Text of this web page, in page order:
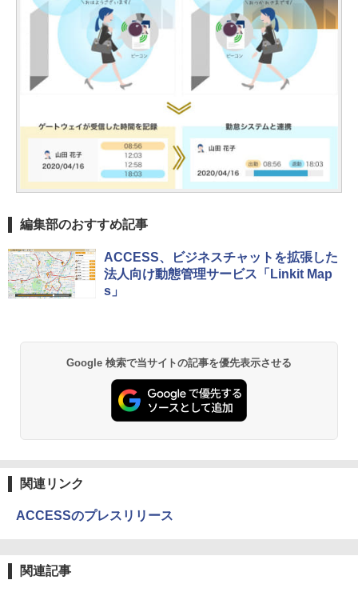
編集部のおすすめ記事
ACCESS、ビジネスチャットを拡張した
法人向け動態管理サービス「Linkit Map
s」
Google 検索で当サイトの記事を優先表示させる
関連リンク
ACCESSのプレスリリース
関連記事